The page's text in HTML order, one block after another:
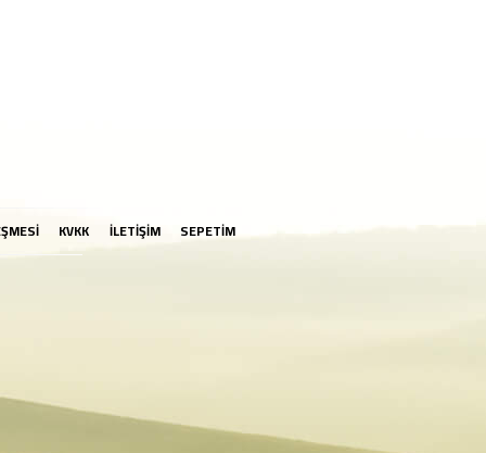
KVKK İLETİŞİM SEPETİM